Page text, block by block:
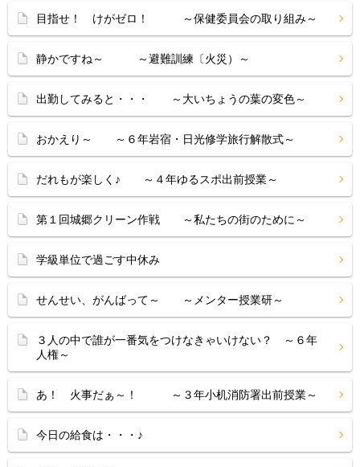
目指せ！ けがゼロ！ ～保健委員会の取り組み～
静かですね～ ～避難訓練〔火災）～
出勤してみると・・・ ～大いちょうの葉の変色～
おかえり～ ～６年岩宿・日光修学旅行解散式～
だれもが楽しく♪ ～４年ゆるスポ出前授業～
第１回城郷クリーン作戦 ～私たちの街のために～
学級単位で過ごす中休み
せんせい、がんばって～ ～メンター授業研～
３人の中で誰が一番気をつけなきゃいけない？ ～６年
人権～
あ！ 火事だぁ～！ ～３年小机消防署出前授業～
今日の給食は・・・♪